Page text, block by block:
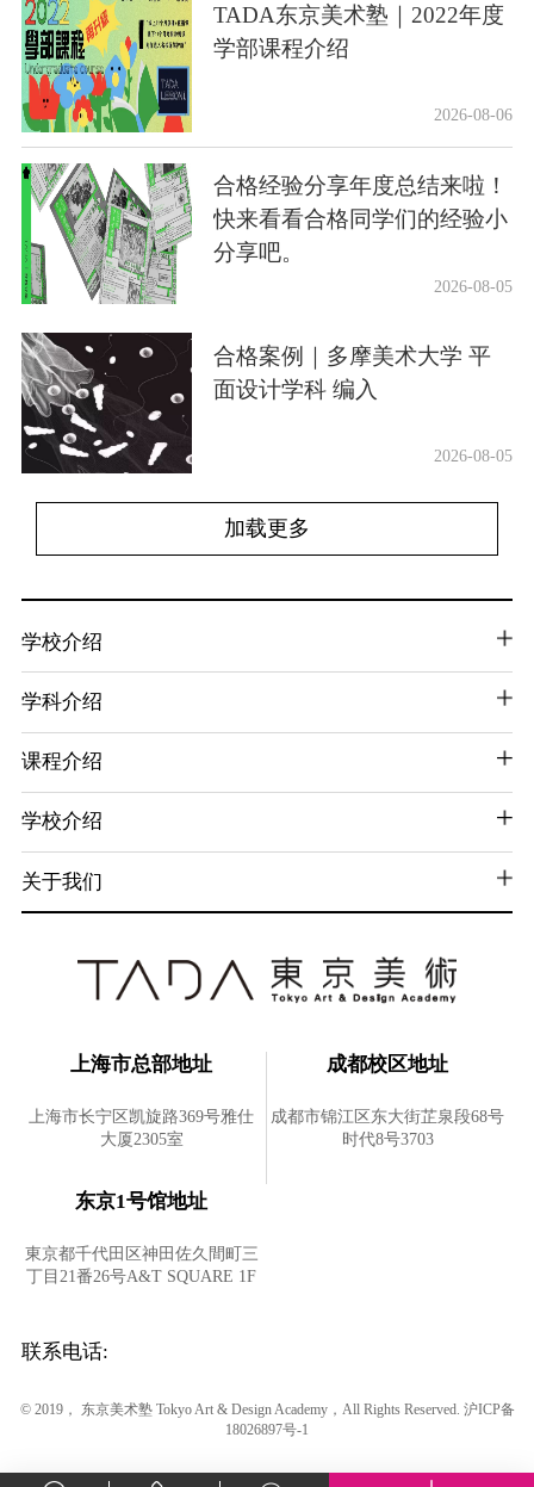
TADA东京美术塾｜2022年度
学部课程介绍
2026-08-06
合格经验分享年度总结来啦！
快来看看合格同学们的经验小
分享吧。
2026-08-05
合格案例｜多摩美术大学 平
面设计学科 编入
2026-08-05
加载更多
学校介绍
学科介绍
课程介绍
学校介绍
关于我们
上海市总部地址
上海市长宁区凯旋路369号雅仕
大厦2305室
成都校区地址
成都市锦江区东大街芷泉段68号
时代8号3703
东京1号馆地址
東京都千代田区神田佐久間町三
丁目21番26号A&T SQUARE 1F
联系电话:
© 2019， 东京美术塾 Tokyo Art & Design Academy，All Rights Reserved. 沪ICP备
18026897号-1